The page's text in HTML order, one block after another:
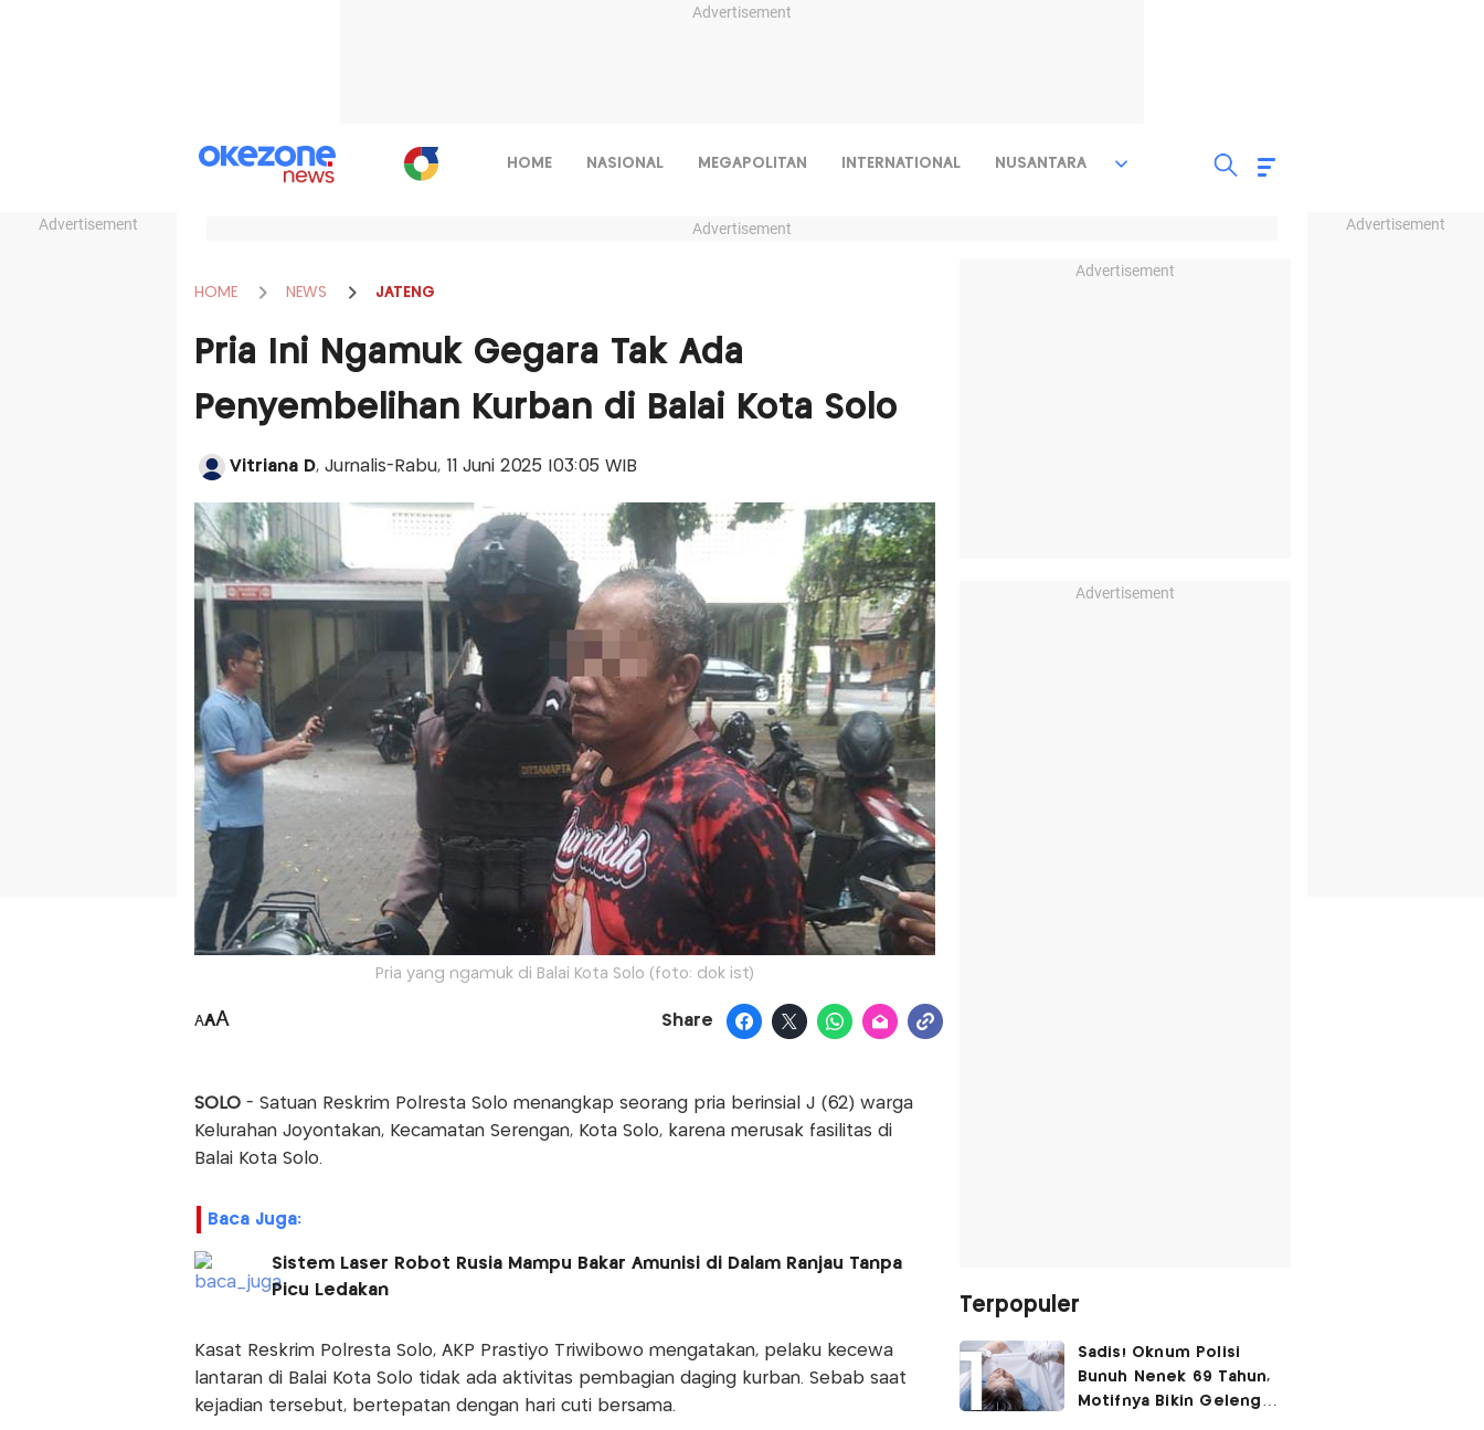
Advertisement
Advertisement Advertisement
HOME NASIONAL MEGAPOLITAN INTERNATIONAL NUSANTARA
Advertisement
HOME NEWS JATENG
Pria Ini Ngamuk Gegara Tak Ada
Penyembelihan Kurban di Balai Kota Solo
Vitriana D, Jurnalis-Rabu, 11 Juni 2025 |03:05 WIB
Pria yang ngamuk di Balai Kota Solo (foto: dok ist)
AAA Share
SOLO - Satuan Reskrim Polresta Solo menangkap seorang pria berinsial J (62) warga
Kelurahan Joyontakan, Kecamatan Serengan, Kota Solo, karena merusak fasilitas di
Balai Kota Solo.
Baca Juga:
Sistem Laser Robot Rusia Mampu Bakar Amunisi di Dalam Ranjau Tanpa
Picu Ledakan
Kasat Reskrim Polresta Solo, AKP Prastiyo Triwibowo mengatakan, pelaku kecewa
lantaran di Balai Kota Solo tidak ada aktivitas pembagian daging kurban. Sebab saat
kejadian tersebut, bertepatan dengan hari cuti bersama.
Advertisement
Advertisement
Terpopuler
Sadis! Oknum Polisi
Bunuh Nenek 69 Tahun,
Motifnya Bikin Geleng